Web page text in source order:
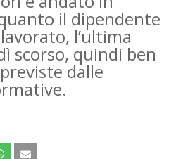
il dipendente
l’ultima
scorso, quindi ben
dalle